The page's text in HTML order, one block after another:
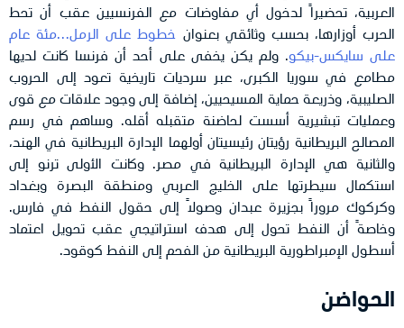
العربية، تحضيراً لدخول أي مفاوضات مع الفرنسيين عقب أن تحط
الحرب أوزارها، بحسب وثائقي بعنوان خطوط على الرمل…مئة عام
على سايكس-بيكو. ولم يكن يخفى على أحد أن فرنسا كانت لديها
مطامع في سوريا الكبرى، عبر سرديات تاريخية تعود إلى الحروب
الصليبية، وذريعة حماية المسيحيين، إضافة إلى وجود علاقات مع قوى
وعمليات تبشيرية أسست لحاضنة متقبله أقله. وساهم في رسم
المصالح البريطانية رؤيتان رئيسيتان أولهما الإدارة البريطانية في الهند،
والثانية هي الإدارة البريطانية في مصر. وكانت الأولى ترنو إلى
استكمال سيطرتها على الخليج العربي ومنطقة البصرة وبغداد
وكركوك مروراً بجزيرة عبدان وصولاً إلى حقول النفط في فارس.
وخاصةً أن النفط تحول إلى هدف استراتيجي عقب تحويل اعتماد
أسطول الإمبراطورية البريطانية من الفحم إلى النفط كوقود.
الحواضن